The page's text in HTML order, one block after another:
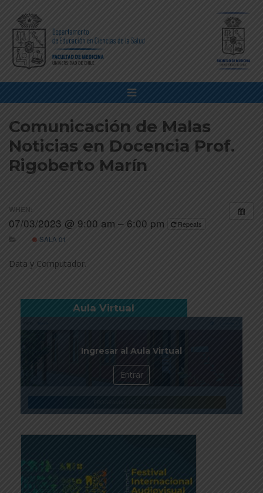
Comunicación de Malas
Noticias en Docencia Prof.
Rigoberto Marín
WHEN:
07/03/2023 @ 9:00 am – 6:00 pm
Repeats
SALA 01
Data y Computador.
Aula Virtual
Ingresar al Aula Virtual
Entrar